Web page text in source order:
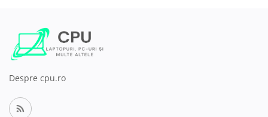
Despre cpu.ro